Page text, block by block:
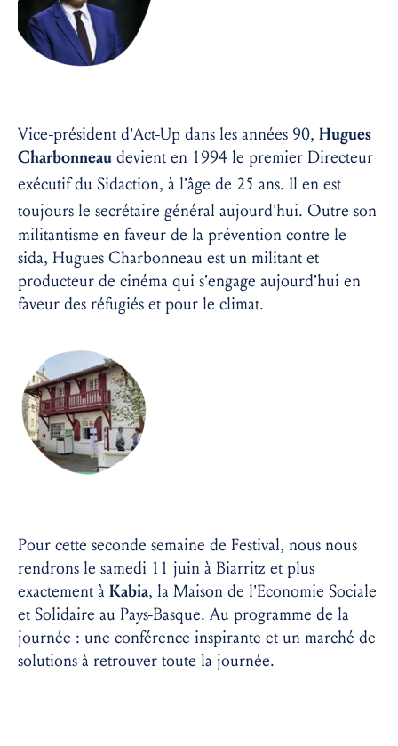
Vice-président d’Act-Up dans les années 90, Hugues
Charbonneau devient en 1994 le premier Directeur
exécutif du Sidaction, à l’âge de 25 ans. Il en est
toujours le secrétaire général aujourd’hui. Outre son
militantisme en faveur de la prévention contre le
sida, Hugues Charbonneau est un militant et
producteur de cinéma qui s’engage aujourd’hui en
faveur des réfugiés et pour le climat.
Pour cette seconde semaine de Festival, nous nous
rendrons le samedi 11 juin à Biarritz et plus
exactement à Kabia, la Maison de l’Economie Sociale
et Solidaire au Pays-Basque. Au programme de la
journée : une conférence inspirante et un marché de
solutions à retrouver toute la journée.